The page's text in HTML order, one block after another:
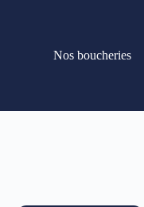
Nos boucheries